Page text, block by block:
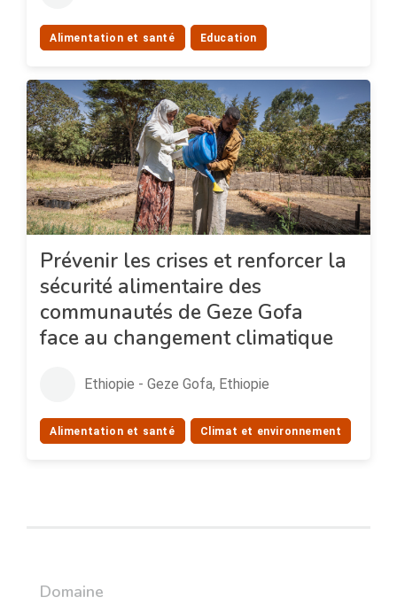
Alimentation et santé Education
Prévenir les crises et renforcer la
sécurité alimentaire des
communautés de Geze Gofa
face au changement climatique
Ethiopie - Geze Gofa, Ethiopie
Alimentation et santé Climat et environnement
Domaine